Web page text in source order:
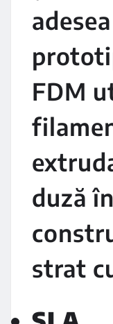
FDM
duză
strat